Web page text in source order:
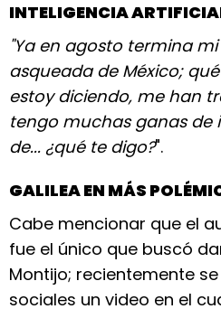
INTELIGENCIA
"Ya en agosto termina
asqueada de México;
estoy diciendo, me han
tengo muchas ganas de
de... ¿qué te digo?".
GALILEA EN MÁS
Cabe mencionar que el
fue el único que buscó
Montijo; recientemente
sociales un video en el